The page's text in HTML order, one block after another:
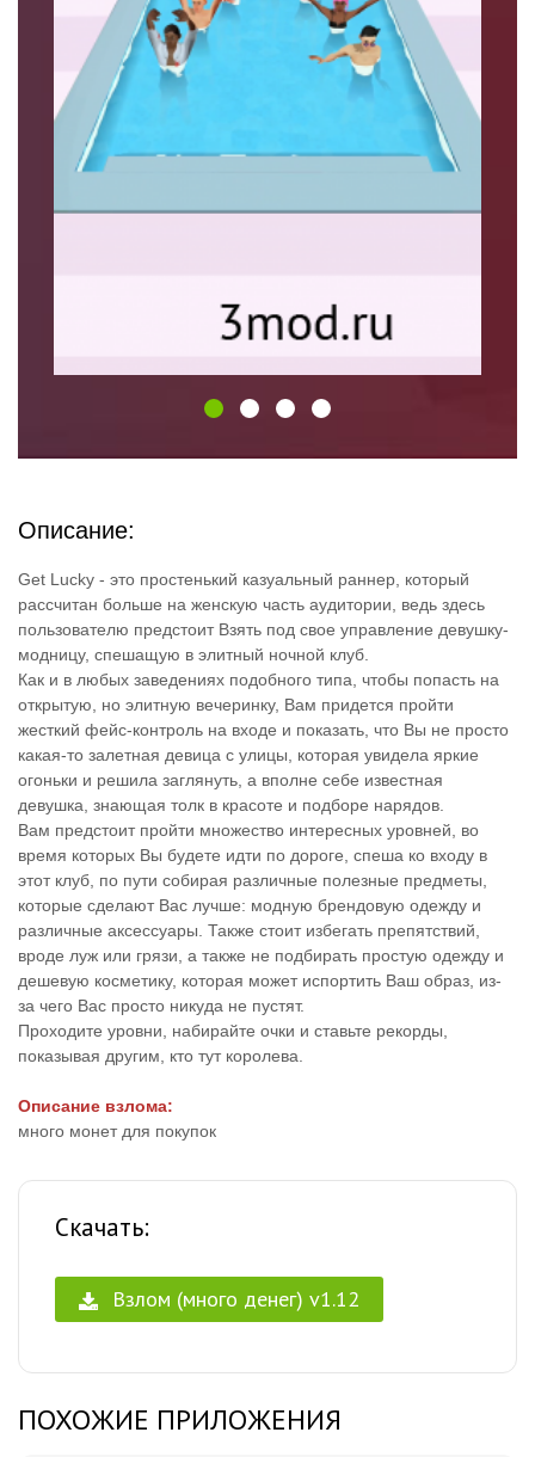
Описание:
Get Lucky - это простенький казуальный раннер, который
рассчитан больше на женскую часть аудитории, ведь здесь
пользователю предстоит Взять под свое управление девушку-
модницу, спешащую в элитный ночной клуб.
Как и в любых заведениях подобного типа, чтобы попасть на
открытую, но элитную вечеринку, Вам придется пройти
жесткий фейс-контроль на входе и показать, что Вы не просто
какая-то залетная девица с улицы, которая увидела яркие
огоньки и решила заглянуть, а вполне себе известная
девушка, знающая толк в красоте и подборе нарядов.
Вам предстоит пройти множество интересных уровней, во
время которых Вы будете идти по дороге, спеша ко входу в
этот клуб, по пути собирая различные полезные предметы,
которые сделают Вас лучше: модную брендовую одежду и
различные аксессуары. Также стоит избегать препятствий,
вроде луж или грязи, а также не подбирать простую одежду и
дешевую косметику, которая может испортить Ваш образ, из-
за чего Вас просто никуда не пустят.
Проходите уровни, набирайте очки и ставьте рекорды,
показывая другим, кто тут королева.
Описание взлома:
много монет для покупок
Скачать:
Взлом (много денег) v1.12
ПОХОЖИЕ ПРИЛОЖЕНИЯ